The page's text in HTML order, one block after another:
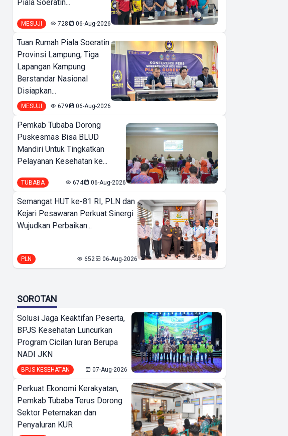
Piala Soeratin...
MESUJI 728 06-Aug-2026
Tuan Rumah Piala Soeratin
Provinsi Lampung, Tiga
Lapangan Kampung
Berstandar Nasional
Disiapkan...
MESUJI 679 06-Aug-2026
Pemkab Tubaba Dorong
Puskesmas Bisa BLUD
Mandiri Untuk Tingkatkan
Pelayanan Kesehatan ke...
TUBABA 674 06-Aug-2026
Semangat HUT ke-81 RI, PLN dan
Kejari Pesawaran Perkuat Sinergi
Wujudkan Perbaikan...
PLN 652 06-Aug-2026
SOROTAN
Solusi Jaga Keaktifan Peserta,
BPJS Kesehatan Luncurkan
Program Cicilan Iuran Berupa
NADI JKN
BPJS KESEHATAN 07-Aug-2026
Perkuat Ekonomi Kerakyatan,
Pemkab Tubaba Terus Dorong
Sektor Peternakan dan
Penyaluran KUR